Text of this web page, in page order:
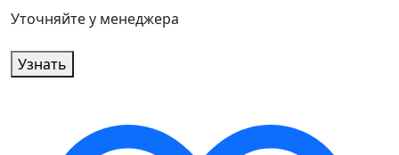
Уточняйте у менеджера
Узнать